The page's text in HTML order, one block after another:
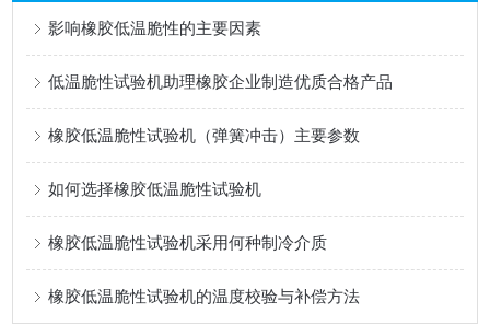
影响橡胶低温脆性的主要因素
低温脆性试验机助理橡胶企业制造优质合格产品
橡胶低温脆性试验机（弹簧冲击）主要参数
如何选择橡胶低温脆性试验机
橡胶低温脆性试验机采用何种制冷介质
橡胶低温脆性试验机的温度校验与补偿方法